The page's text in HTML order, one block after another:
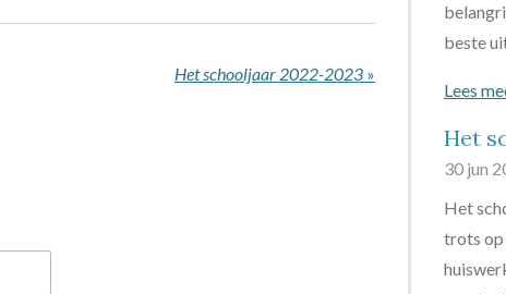
Het schooljaar 2022-2023 »
beste
Lees
Het
30 jun
Het
trots op